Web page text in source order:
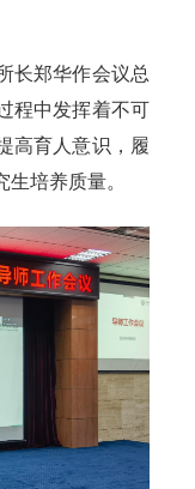
长郑华作会议总
程中发挥着不可
高育人意识，履
培养质量。